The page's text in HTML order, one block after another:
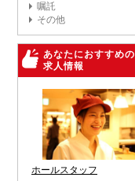
嘱託
その他
あなたにおすすめの
求人情報
ホールスタッフ